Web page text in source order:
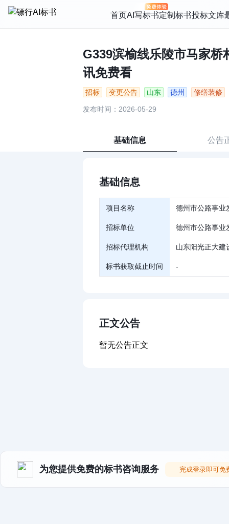
首页AI写标书定制标书投标文库
G339滨榆线乐陵市马家
讯免费看
招标 变更公告 山东 德州 修缮装修
发布时间：2026-05-29
基础信息 公告
基础信息
项目名称 德州市公路事业
招标单位 德州市公路事业
招标代理机构 山东阳光正大建
标书获取截止时间 -
正文公告
暂无公告正文
为您提供免费的标书咨询服务 完成登录即可免